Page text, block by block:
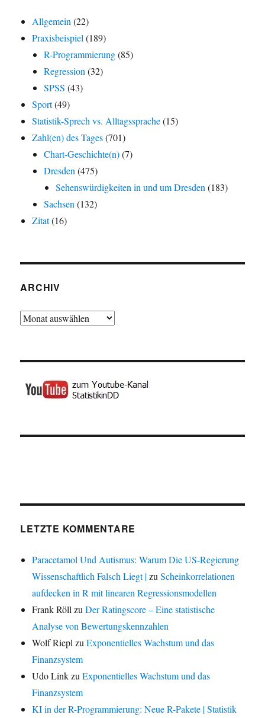
Allgemein (22)
Praxisbeispiel (189)
R-Programmierung(85)
Regression (32)
SPSS (43)
Sport(49)
Statistik-Sprech vs. Alltagssprache(15)
Zahl(en) des Tages(701)
Chart-Geschichte(n)(7)
Dresden (475)
Sehenswürdigkeiten in und um Dresden (183)
Sachsen (132)
Zitat(16)
ARCHIV
Archiv
LETZTE KOMMENTARE
Paracetamol Und Autismus: Warum Die US-Regierung
Wissenschaftlich Falsch Liegt |zuScheinkorrelationen
aufdecken in R mit linearen Regressionsmodellen
Frank Röll zuDer Ratingscore – Eine statistische
Analyse von Bewertungskennzahlen
Wolf Riepl zuExponentielles Wachstum und das
Finanzsystem
Udo LinkzuExponentielles Wachstum und das
Finanzsystem
KI in der R-Programmierung: Neue R-Pakete | Statistik